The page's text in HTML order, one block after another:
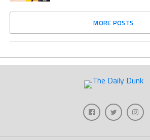
MORE POSTS